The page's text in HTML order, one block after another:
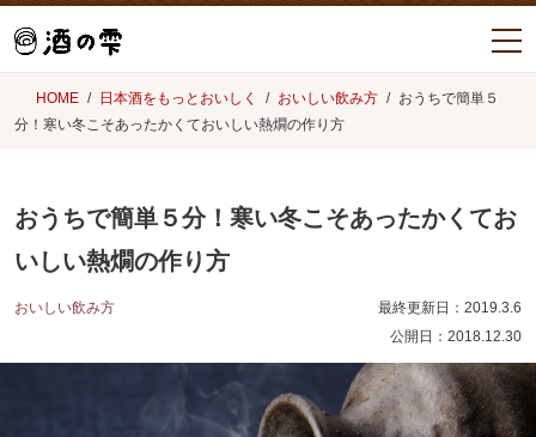
HOME 日本酒をもっとおいしく おいしい飲み方
おうちで簡単５
分！寒い冬こそあったかくておいしい熱燗の作り方
おうちで簡単５分！寒い冬こそあったかくてお
いしい熱燗の作り方
おいしい飲み方 最終更新日： 2019.3.6
公開日： 2018.12.30